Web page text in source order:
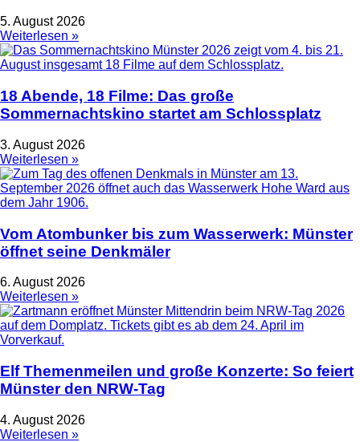
5. August 2026
Weiterlesen »
18 Abende, 18 Filme: Das große
Sommernachtskino startet am Schlossplatz
3. August 2026
Weiterlesen »
Vom Atombunker bis zum Wasserwerk: Münster
öffnet seine Denkmäler
6. August 2026
Weiterlesen »
Elf Themenmeilen und große Konzerte: So feiert
Münster den NRW-Tag
4. August 2026
Weiterlesen »